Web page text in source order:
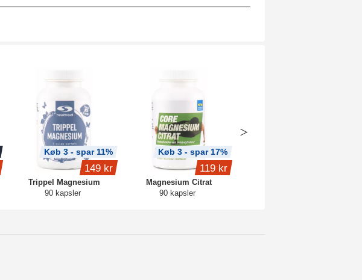
Trippel Magnesium
90 kapsler
Køb 3 - spar 11%
149 kr
Magnesium Citrat
90 kapsler
Køb 3 - spar 17%
119 kr